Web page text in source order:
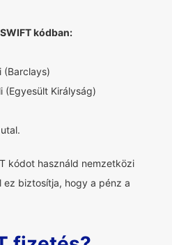
kódban:
(Barclays)
(Egyesült Királyság)
kódot használd nemzetközi
ez biztosítja, hogy a pénz a